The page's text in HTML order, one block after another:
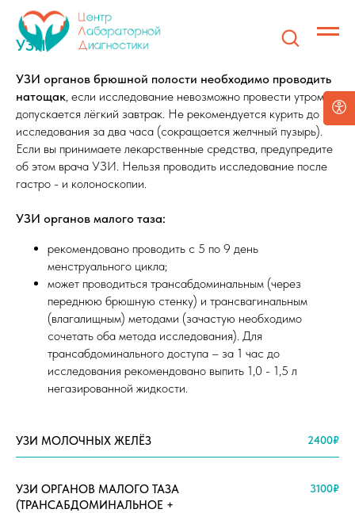
УЗИ
УЗИ органов брюшной полости необходимо проводить
натощак, если исследование невозможно провести утром,
допускается лёгкий завтрак. Не рекомендуется курить до
исследования за два часа (сокращается желчный пузырь).
Если вы принимаете лекарственные средства, предупредите
об этом врача УЗИ. Нельзя проводить исследование после
гастро - и колоноскопии.
УЗИ органов малого таза:
рекомендовано проводить с 5 по 9 день
менструального цикла;
может проводиться трансабдоминальным (через
переднюю брюшную стенку) и трансвагинальным
(влагалищным) методами (зачастую необходимо
сочетать оба метода исследования). Для
трансабдоминального доступа – за 1 час до
исследования рекомендовано выпить 1,0 - 1,5 л
негазированной жидкости.
УЗИ МОЛОЧНЫХ ЖЕЛЁЗ 2400₽
УЗИ ОРГАНОВ МАЛОГО ТАЗА
(ТРАНСАБДОМИНАЛЬНОЕ +
3100₽